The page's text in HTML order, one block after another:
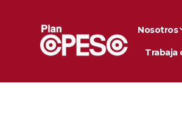
Nosotros
Trabaja